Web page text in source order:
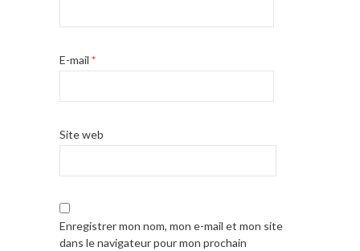
E-mail *
Site web
Enregistrer mon nom, mon e-mail et mon site
dans le navigateur pour mon prochain